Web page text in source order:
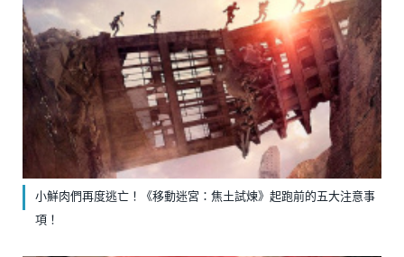
小鮮肉們再度逃亡！《移動迷宮：焦土試煉》起跑前的五大注意事
項！